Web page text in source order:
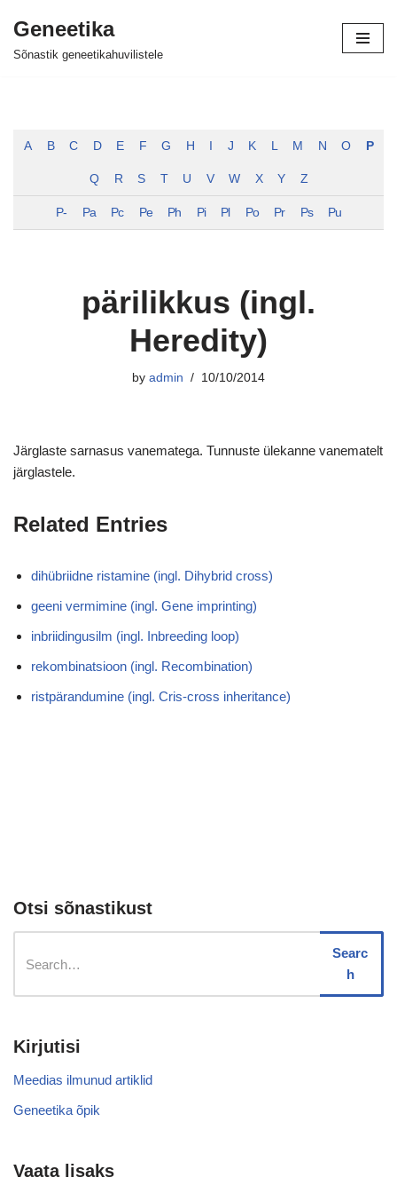
Skip
Geneetika
Sõnastik geneetikahuvilistele
A B C D E F G H J K L M N O P
Q R S T U V W X Y Z
P- Pa Pc Pe Ph Pi Pl Po Pr Ps Pu
pärilikkus (ingl.
Heredity)
by admin 10/10/2014
Järglaste sarnasus vanematega. Tunnuste ülekanne vanematelt
järglastele.
Related Entries
dihübriidne ristamine (ingl. Dihybrid cross)
geeni vermimine (ingl. Gene imprinting)
inbriidingusilm (ingl. Inbreeding loop)
rekombinatsioon (ingl. Recombination)
ristpärandumine (ingl. Cris-cross inheritance)
Otsi sõnastikust
Searc
h
Kirjutisi
Meedias ilmunud artiklid
Geneetika õpik
Vaata lisaks